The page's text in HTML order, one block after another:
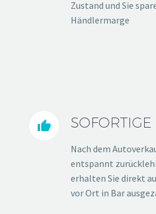
Zustand und Sie
Händlermarge


Nach dem
entspannt
erhalten Sie direkt
vor Ort in Bar